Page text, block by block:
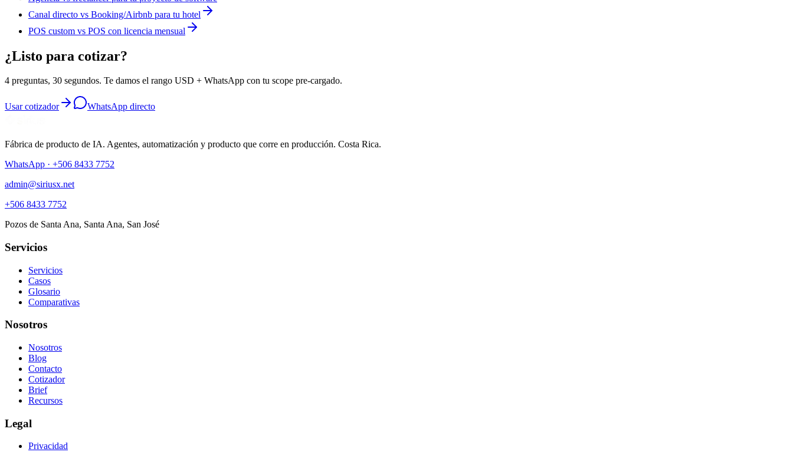
Canal directo vs Booking/Airbnb para tu hotel
POS custom vs POS con licencia mensual
¿Listo para cotizar?
4 preguntas, 30 segundos. Te damos el rango USD + WhatsApp con tu scope pre-cargado.
Usar cotizador WhatsApp directo
Fábrica de producto de IA. Agentes, automatización y producto que corre en producción. Costa Rica.
WhatsApp · +506 8433 7752
admin@siriusx.net
+506 8433 7752
Pozos de Santa Ana, Santa Ana, San José
Servicios
Servicios
Casos
Glosario
Comparativas
Nosotros
Nosotros
Blog
Contacto
Cotizador
Brief
Recursos
Legal
Privacidad